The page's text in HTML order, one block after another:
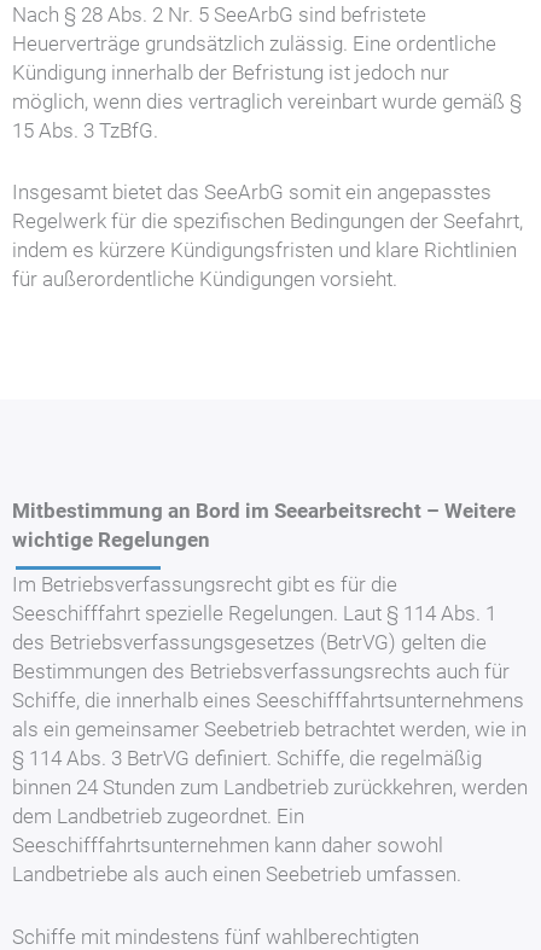
Nach § 28 Abs. 2 Nr. 5 SeeArbG sind befristete
Heuerverträge grundsätzlich zulässig. Eine ordentliche
Kündigung innerhalb der Befristung ist jedoch nur
möglich, wenn dies vertraglich vereinbart wurde gemäß §
15 Abs. 3 TzBfG.
Insgesamt bietet das SeeArbG somit ein angepasstes
Regelwerk für die spezifischen Bedingungen der Seefahrt,
indem es kürzere Kündigungsfristen und klare Richtlinien
für außerordentliche Kündigungen vorsieht.
Mitbestimmung an Bord im Seearbeitsrecht – Weitere
wichtige Regelungen
Im Betriebsverfassungsrecht gibt es für die
Seeschifffahrt spezielle Regelungen. Laut § 114 Abs. 1
des Betriebsverfassungsgesetzes (BetrVG) gelten die
Bestimmungen des Betriebsverfassungsrechts auch für
Schiffe, die innerhalb eines Seeschifffahrtsunternehmens
als ein gemeinsamer Seebetrieb betrachtet werden, wie in
§ 114 Abs. 3 BetrVG definiert. Schiffe, die regelmäßig
binnen 24 Stunden zum Landbetrieb zurückkehren, werden
dem Landbetrieb zugeordnet. Ein
Seeschifffahrtsunternehmen kann daher sowohl
Landbetriebe als auch einen Seebetrieb umfassen.
Schiffe mit mindestens fünf wahlberechtigten